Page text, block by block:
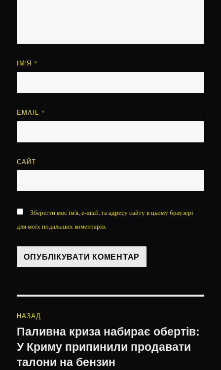
ІМ'Я *
EMAIL *
САЙТ
Зберегти моє ім'я, e-mail, та адресу сайту в цьому браузері
для моїх подальших коментарів.
записів
НАЗАД
Попередній
запис:
Паливна криза набирає обертів:
У Криму припинили продавати
талони на бензин